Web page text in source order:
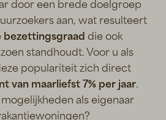
door een brede doelgroep
aan, wat resulteert
bezettingsgraad die ook
standhoudt. Voor u als
populariteit zich direct
van maarliefst 7% per jaar.
als eigenaar